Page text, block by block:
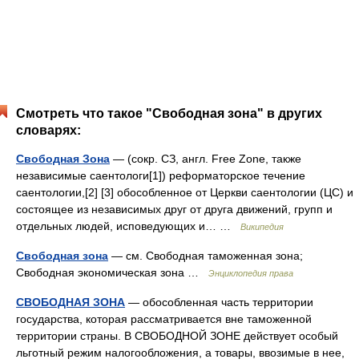
Смотреть что такое "Свободная зона" в других
словарях:
Свободная Зона — (сокр. СЗ, англ. Free Zone, также
независимые саентологи[1]) реформаторское течение
саентологии,[2] [3] обособленное от Церкви саентологии (ЦС) и
состоящее из независимых друг от друга движений, групп и
отдельных людей, исповедующих и… …
Википедия
Свободная зона — см. Свободная таможенная зона;
Свободная экономическая зона …
Энциклопедия права
СВОБОДНАЯ ЗОНА — обособленная часть территории
государства, которая рассматривается вне таможенной
территории страны. В СВОБОДНОЙ ЗОНЕ действует особый
льготный режим налогообложения, а товары, ввозимые в нее,